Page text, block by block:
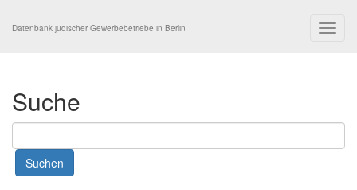
Datenbank jüdischer Gewerbebetriebe in Berlin
Suche